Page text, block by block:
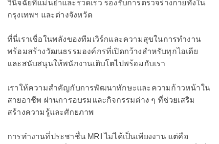
วินิจฉัยที่แม่นยำและรวดเร็ว รองรับการตรวจร่างกายทั้งใน
กรุงเทพฯ และต่างจังหวัด
ที่นี่เราเชื่อในพลังของทีมเวิร์กและความสุขในการทำงาน
พร้อมสร้างวัฒนธรรมองค์กรที่เปิดกว้างสำหรับทุกไอเดีย
และสนับสนุนให้พนักงานเติบโตไปพร้อมกับเรา
เราให้ความสำคัญกับการพัฒนาทักษะและความก้าวหน้าใน
สายอาชีพ ผ่านการอบรมและกิจกรรมต่าง ๆ ที่ช่วยเสริม
สร้างความรู้และศักยภาพ
การทำงานที่ประชาชื่น MRI ไม่ได้เป็นเพียงงาน แต่คือ